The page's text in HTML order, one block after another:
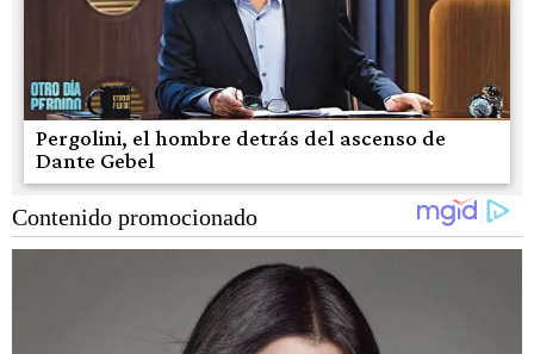
Pergolini, el hombre detrás del ascenso de
Dante Gebel